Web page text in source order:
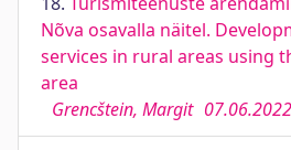
Nõva osavalla näitel.
services in rural areas using
area
Grencštein, Margit 07.06.2022